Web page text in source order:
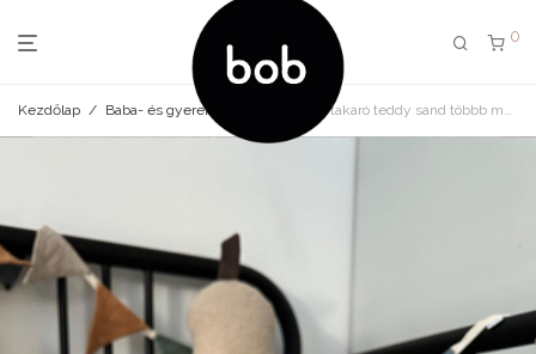
0
Kezdőlap / Baba- és gyerek ágynemű Ágytakaró teddy sand többb méretben